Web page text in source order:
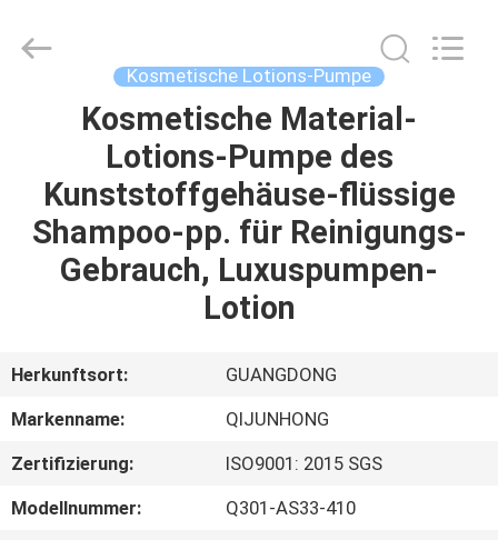
PRODUKTE
ÜBER
WERKSBESICHTIGUNG
PRODUCTS
MANUFACTORY
Kosmetische Lotions-Pumpe
Kosmetische Material-
Lotions-Pumpe des
Kunststoffgehäuse-flüssige
Shampoo-pp. für Reinigungs-
Gebrauch, Luxuspumpen-
Lotion
Herkunftsort:
GUANGDONG
Markenname:
QIJUNHONG
Zertifizierung:
ISO9001: 2015 SGS
Modellnummer:
Q301-AS33-410